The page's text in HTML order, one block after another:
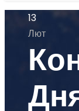
13
Лют